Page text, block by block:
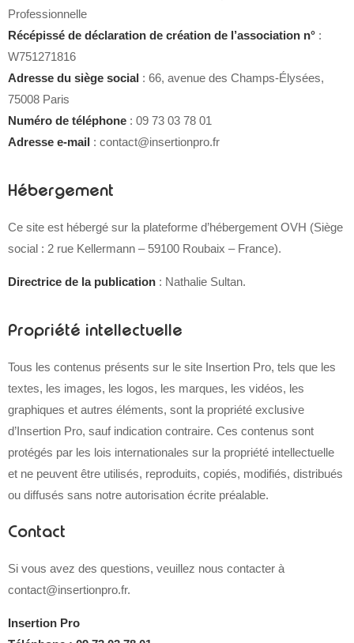
Professionnelle
Récépissé de déclaration de création de l’association n° :
W751271816
Adresse du siège social : 66, avenue des Champs-Élysées,
75008 Paris
Numéro de téléphone : 09 73 03 78 01
Adresse e-mail : contact@insertionpro.fr
Hébergement
Ce site est hébergé sur la plateforme d’hébergement OVH (Siège
social : 2 rue Kellermann – 59100 Roubaix – France).
Directrice de la publication : Nathalie Sultan.
Propriété intellectuelle
Tous les contenus présents sur le site Insertion Pro, tels que les
textes, les images, les logos, les marques, les vidéos, les
graphiques et autres éléments, sont la propriété exclusive
d’Insertion Pro, sauf indication contraire. Ces contenus sont
protégés par les lois internationales sur la propriété intellectuelle
et ne peuvent être utilisés, reproduits, copiés, modifiés, distribués
ou diffusés sans notre autorisation écrite préalable.
Contact
Si vous avez des questions, veuillez nous contacter à
contact@insertionpro.fr.
Insertion Pro